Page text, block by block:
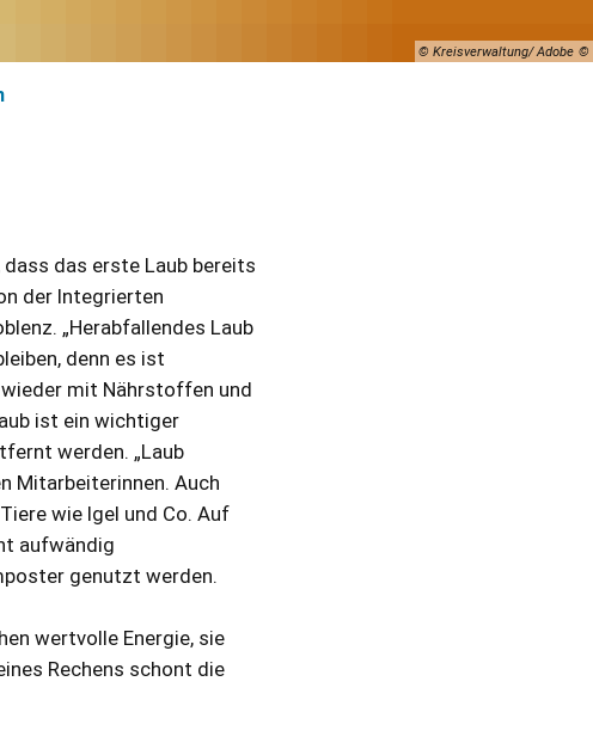
© Kreisverwaltung/ Adobe
das erste Laub bereits
der Integrierten
„Herabfallendes Laub
denn es ist
mit Nährstoffen und
ist ein wichtiger
werden. „Laub
Mitarbeiterinnen. Auch
wie Igel und Co. Auf
aufwändig
genutzt werden.
wertvolle Energie, sie
Rechens schont die